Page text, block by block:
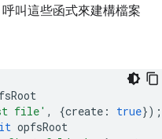
叫這些函式來建構檔案
file' , {create : true});
opfsRoot